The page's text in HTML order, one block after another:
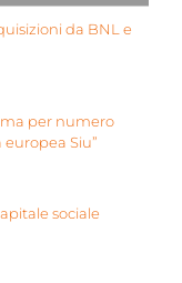
da BNL e
per numero
Siu”
sociale